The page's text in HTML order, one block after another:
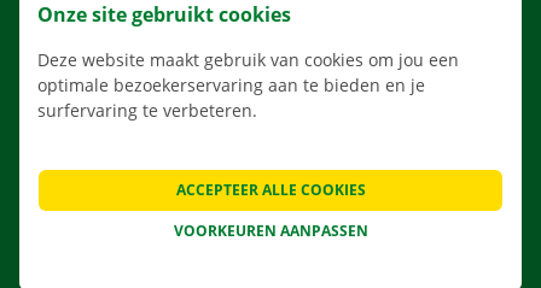
APP
VERHUISOPLOSSINGEN
CONTACTEER ONS
VEELGESTELDE VRAGEN
NIEUWS
Onze site gebruikt cookies
Deze website maakt gebruik van cookies om jou een
optimale bezoekerservaring aan te bieden en je
surfervaring te verbeteren.
VOORKEUREN AANPASSEN
ACCEPTEER ALLE COOKIES